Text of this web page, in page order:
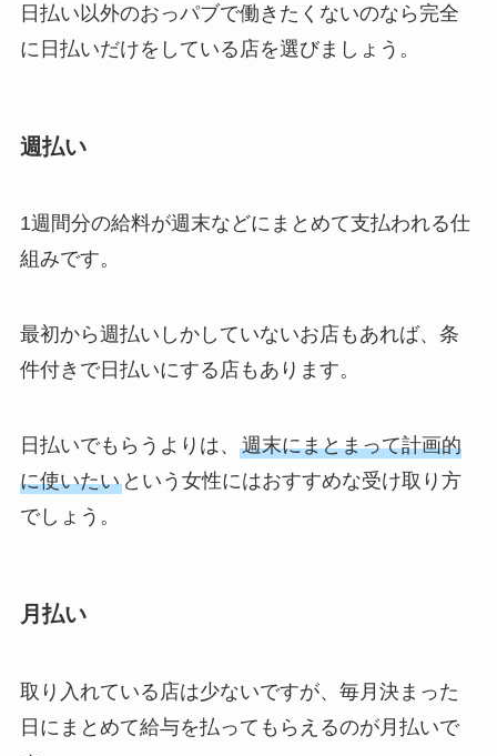
日払い以外のおっパブで働きたくないのなら完全
に日払いだけをしている店を選びましょう。
週払い
1週間分の給料が週末などにまとめて支払われる仕
組みです。
最初から週払いしかしていないお店もあれば、条
件付きで日払いにする店もあります。
日払いでもらうよりは、 週末にまとまって計画的
に使いたいという女性にはおすすめな受け取り方
でしょう。
月払い
取り入れている店は少ないですが、毎月決まった
日にまとめて給与を払ってもらえるのが月払いで